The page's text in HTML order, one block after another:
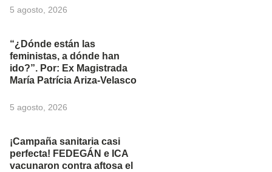
5 agosto, 2026
“¿Dónde están las
feministas, a dónde han
ido?”. Por: Ex Magistrada
María Patrícia Ariza-Velasco
5 agosto, 2026
¡Campaña sanitaria casi
perfecta! FEDEGÁN e ICA
vacunaron contra aftosa el